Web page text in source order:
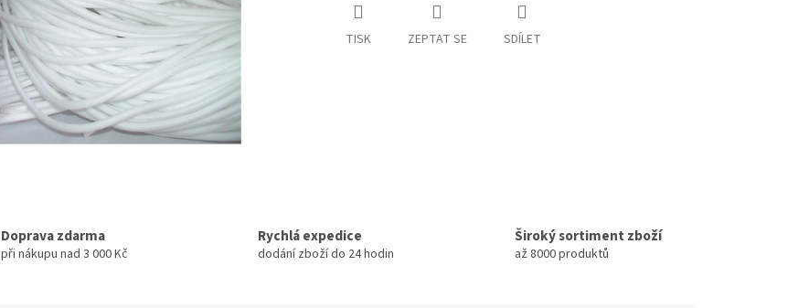
TISK ZEPTAT SE SDÍLET
Doprava zdarma
při nákupu nad 3 000 Kč
Rychlá expedice
dodání zboží do 24 hodin
Široký sortiment zboží
až 8000 produktů